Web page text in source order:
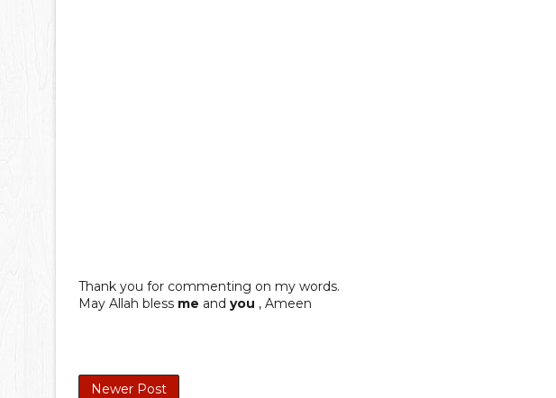
Thank you for commenting on my words.
May Allah bless me and you , Ameen
Newer Post